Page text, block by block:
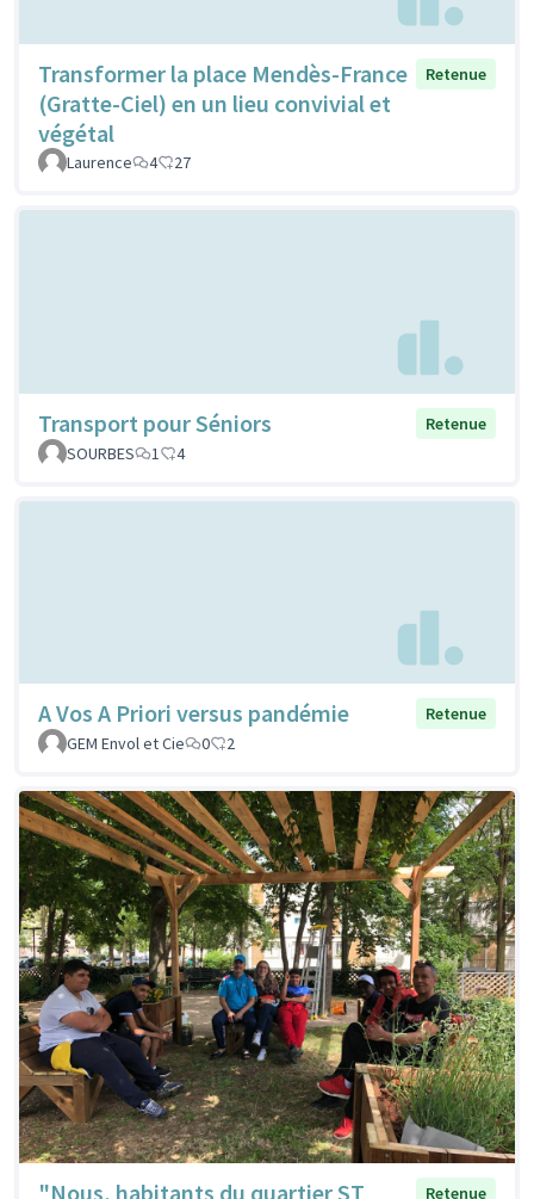
Transformer la place Mendès-France
(Gratte-Ciel) en un lieu convivial et
végétal
Retenue
Laurence 4 27
Transport pour Séniors
Retenue
SOURBES
1 4
A Vos A Priori versus pandémie
Retenue
GEM Envol et Cie
0 2
"Nous, habitants du quartier ST
Retenue